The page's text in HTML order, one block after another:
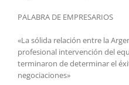
PALABRA DE EMPRESARIOS
«La sólida relación entre la
profesional intervención del
terminaron de determinar el
negociaciones»